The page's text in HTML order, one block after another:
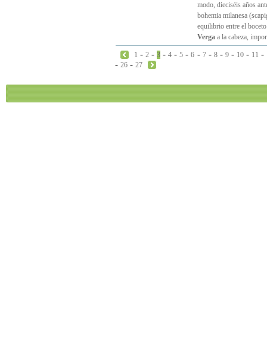
modo, dieciséis años
bohemia milanesa
equilibrio entre el
Vergaa la cabeza,
1 -2 -3 -4 -5 -6 - 7- 8- 9- 10- 11 -
- 26 - 27